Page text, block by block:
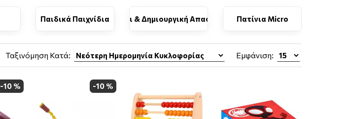
Παιδικά ΠαιχνίδιαΠαιχνίδι & Δημιουργική Απασχόληση Πατίνια Micro
Ταξινόμηση Κατά: Εμφάνιση:
-10 % -10 %